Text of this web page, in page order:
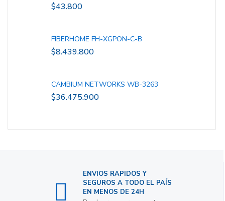
$43.800
FIBERHOME FH-XGPON-C-B
$8.439.800
CAMBIUM NETWORKS WB-3263
$36.475.900
ENVIOS RAPIDOS Y
SEGUROS A TODO EL PAÍS
EN MENOS DE 24H